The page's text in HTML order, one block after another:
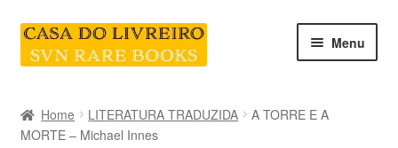
Skip
to
Skip
to
Menu
CATEGORIAS E COLEÇÕES
Home LITERATURA TRADUZIDA
A TORRE E A
MORTE – Michael Innes